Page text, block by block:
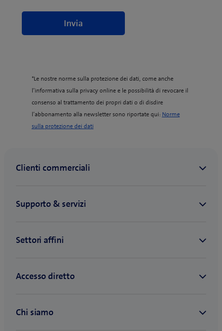
*Le nostre norme sulla protezione dei dati, come anche
l’informativa sulla privacy online e le possibilità di revocare il
consenso al trattamento dei propri dati o di disdire
l’abbonamento alla newsletter sono riportate qui: Norme
sulla protezione dei dati(